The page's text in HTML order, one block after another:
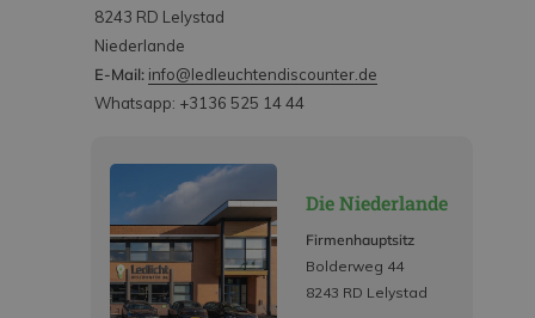
8243 RD Lelystad
Niederlande
E-Mail: info@ledleuchtendiscounter.de
Whatsapp: +3136 525 14 44
Die Niederlande
Firmenhauptsitz
Bolderweg 44
8243 RD Lelystad